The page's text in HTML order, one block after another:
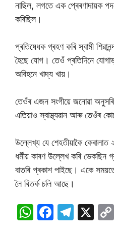
নাছিল, লগতে এক প্ৰেৰণাদায়ক
কৰিছিল।
প্ৰতিষেধক গ্ৰহণ কৰি স্বামী
হৈছে যোগ। তেওঁ প্ৰতিদিনে
অবিহনে খাদ্য খায়।
তেওঁৰ এজন সংগীয়ে জনোৱা অনুসৰি
এতিয়াও স্বাস্থ্যৱান আৰু তেওঁৰ
উল্লেখ্য যে শেহতীয়াকৈ
ধৰ্মীয় কাৰণ উল্লেখ কৰি ভেকছিন
বাতৰি প্ৰকাশ পাইছে। একে
লৈ বিতৰ্ক চলি আছে।
W F
T
X